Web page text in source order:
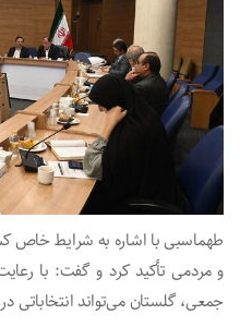
طهماسبی با اشاره به شرایط خاص
و مردمی تأکید کرد و گفت: با
جمعی، گلستان می‌تواند انتخاباتی